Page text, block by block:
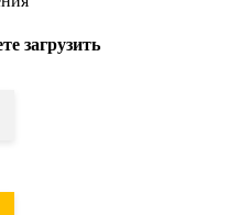
загрузить